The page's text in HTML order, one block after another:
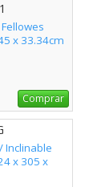
x 33.34cm
Comprar
Inclinable
x 305 x